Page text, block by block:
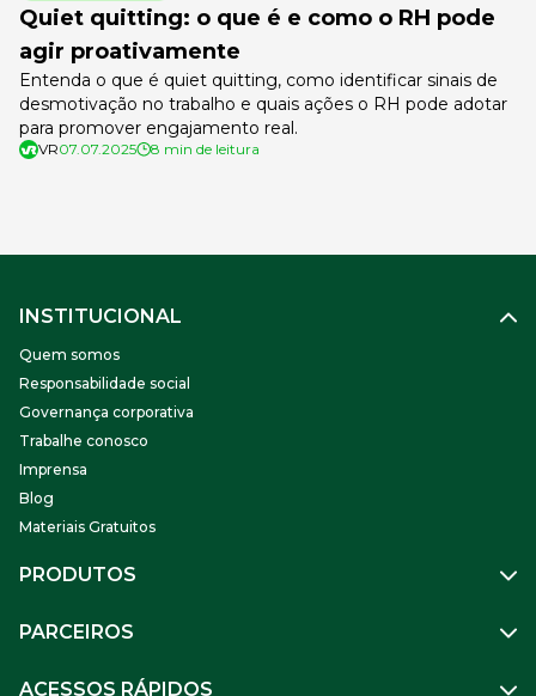
Quiet quitting: o que é e como o RH pode
agir proativamente
Entenda o que é quiet quitting, como identificar sinais de
desmotivação no trabalho e quais ações o RH pode adotar
para promover engajamento real.
VR07.07.2025 8 min de leitura
INSTITUCIONAL
Quem somos
Responsabilidade social
Governança corporativa
Trabalhe conosco
Imprensa
Blog
Materiais Gratuitos
PRODUTOS
Benefícios
PARCEIROS
ACESSOS RÁPIDOS